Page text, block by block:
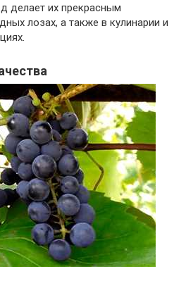
делает их прекрасным
лозах, а также в кулинарии и